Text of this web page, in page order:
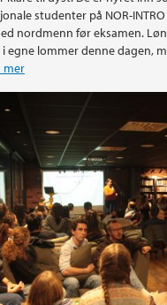
studenter på NOR-
nordmenn før eksamen.
egne lommer denne dagen,
mer